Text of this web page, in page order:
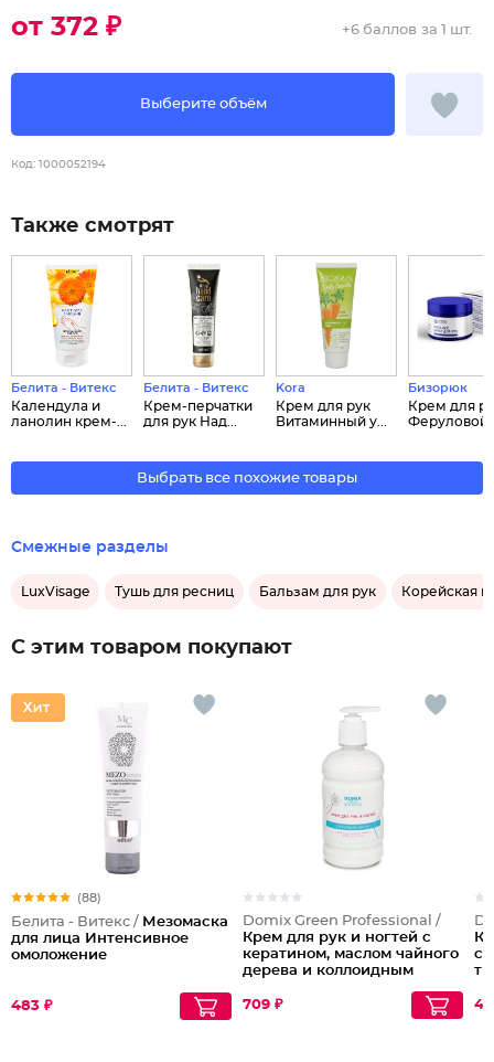
от 372 ₽
Выберите объём
+6 баллов за 1 шт.
Код: 1000052194
Также смотрят
Белита - Витекс
Календула и
ланолин крем-...
Белита - Витекс
Крем-перчатки
для рук Над...
Kora
Крем для рук
Витаминный у...
Бизорюк
Крем для
Феруловой
Выбрать все похожие товары
Смежные разделы
LuxVisage Тушь для ресниц Бальзам для рук Корейская
С этим товаром покупают
(88)
Белита - Витекс / Мезомаска
для лица Интенсивное
омоложение
483 ₽
Domix Green Professional /
Крем для рук и ногтей с
кератином, маслом чайного
дерева и коллоидным
709 ₽
с
мл